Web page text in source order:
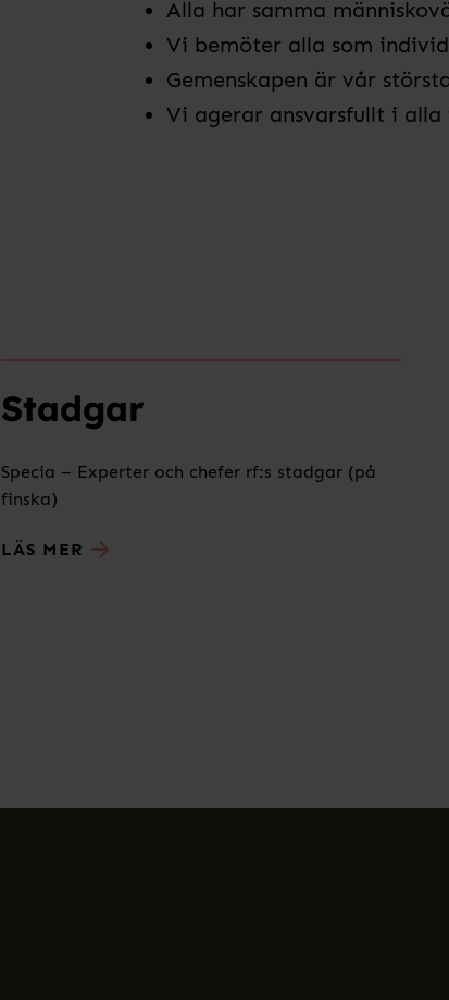
Alla har samma
Vi bemöter alla som
Gemenskapen är vår
Vi agerar ansvarsfullt i alla
Stadgar
Specia – Experter och chefer rf:s stadgar (på
finska)
LÄS MER